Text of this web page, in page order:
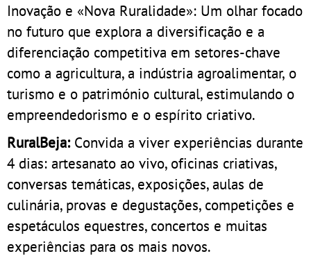
Inovação e «Nova Ruralidade»: Um olhar focado
no futuro que explora a diversificação e a
diferenciação competitiva em setores-chave
como a agricultura, a indústria agroalimentar, o
turismo e o património cultural, estimulando o
empreendedorismo e o espírito criativo.
RuralBeja:Convida a viver experiências durante
4 dias: artesanato ao vivo, oficinas criativas,
conversas temáticas, exposições, aulas de
culinária, provas e degustações, competições e
espetáculos equestres, concertos e muitas
experiências para os mais novos.